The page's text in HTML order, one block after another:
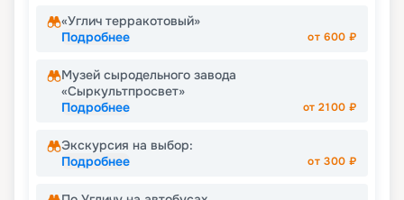
«Углич терракотовый»
Подробнее
от 600 ₽
Музей сыродельного завода
«Сыркультпросвет»
Подробнее
от2100 ₽
Экскурсия на выбор:
Подробнее
от 300 ₽